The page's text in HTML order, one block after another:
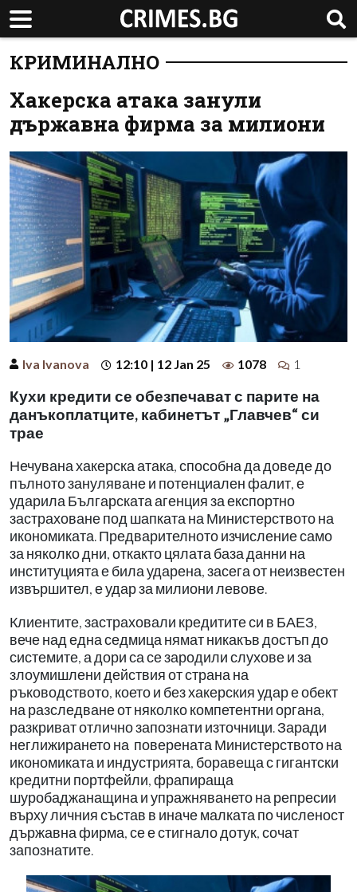
КРИМИНАЛНО
Хакерска атака занули
държавна фирма за милиони
Iva Ivanova 12:10 | 12 Jan 25 1078 1
Кухи кредити се обезпечават с парите на
данъкоплатците, кабинетът „Главчев“ си
трае
Нечувана хакерска атака, способна да доведе до
пълното зануляване и потенциален фалит, е
ударила Българската агенция за експортно
застраховане под шапката на Министерството на
икономиката. Предварителното изчисление само
за няколко дни, откакто цялата база данни на
институцията е била ударена, засега от неизвестен
извършител, е удар за милиони левове.
Клиентите, застраховали кредитите си в БАЕЗ,
вече над една седмица нямат никакъв достъп до
системите, а дори са се зародили слухове и за
злоумишлени действия от страна на
ръководството, което и без хакерския удар е обект
на разследване от няколко компетентни органа,
разкриват отлично запознати източници. Заради
неглижирането на поверената Министерството на
икономиката и индустрията, боравеща с гигантски
кредитни портфейли, фрапираща
шуробаджанащина и упражняването на репресии
върху личния състав в иначе малката по численост
държавна фирма, се е стигнало дотук, сочат
запознатите.